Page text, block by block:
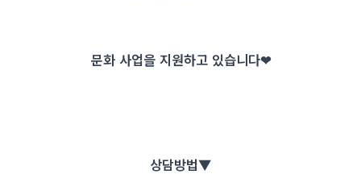
문화 사업을 지원하고 있습니다❤
상담방법▼